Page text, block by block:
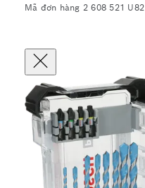
Mã đơn hàng 2 608 521 U82